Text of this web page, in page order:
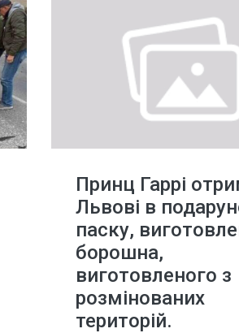
Принц Гаррі
Львові в
паску,
борошна,
виготовленого з
розмінованих
територій.